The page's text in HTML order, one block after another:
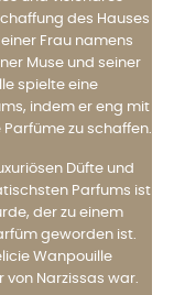
des Hauses
Frau namens
Muse und seiner
spielte eine
indem er eng mit
zu schaffen.
Düfte und
Parfums ist
der zu einem
geworden ist.
Wanpouille
Narzissas war.